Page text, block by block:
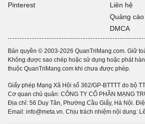
Pinterest
Liên hệ
Quảng cáo
DMCA
Bản quyền © 2003-2026 QuanTriMang.com. Giữ
Không được sao chép hoặc sử dụng hoặc phát
thuộc QuanTriMang.com khi chưa được phép.
Giấy phép Mạng Xã Hội số 362/GP-BTTTT do bộ
Cơ quan chủ quản: CÔNG TY CỔ PHẦN MẠNG
Địa chỉ: 56 Duy Tân, Phường Cầu Giấy, Hà Nội.
Email: info@meta.vn. Chịu trách nhiệm nội dung: